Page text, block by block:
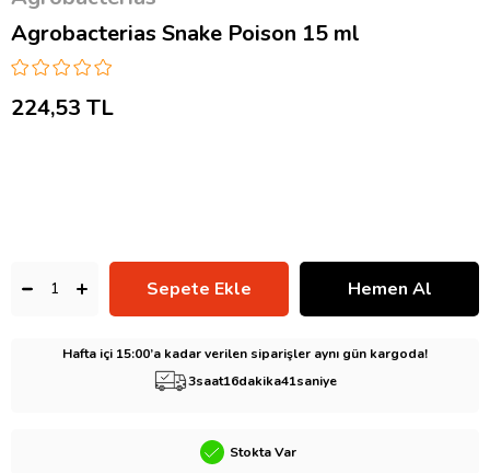
Agrobacterias Snake Poison 15 ml
224,53 TL
Hafta içi 15:00’a kadar verilen siparişler aynı gün kargoda!
3saat16dakika40saniye
Stokta Var